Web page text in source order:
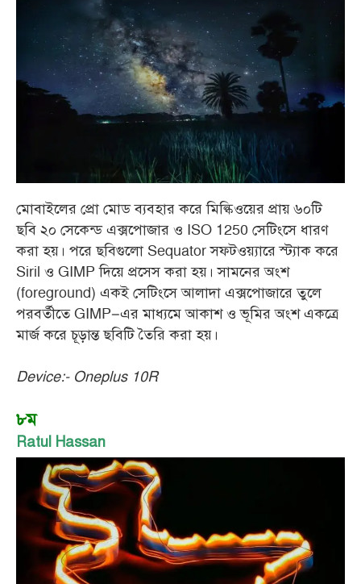
মোবাইলের প্রো মোড ব্যবহার করে মিল্কিওয়ের প্রায় ৬০টি
ছবি ২০ সেকেন্ড এক্সপোজার ও ISO 1250 সেটিংসে ধারণ
করা হয়। পরে ছবিগুলো Sequator সফটওয়্যারে স্ট্যাক করে
Siril ও GIMP দিয়ে প্রসেস করা হয়। সামনের অংশ
(foreground) একই সেটিংসে আলাদা এক্সপোজারে তুলে
পরবর্তীতে GIMP–এর মাধ্যমে আকাশ ও ভূমির অংশ একত্রে
মার্জ করে চূড়ান্ত ছবিটি তৈরি করা হয়।
Device:- Oneplus 10R
৮ম
Ratul Hassan